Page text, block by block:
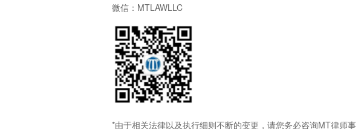
微信：MTLAWLLC
*由于相关法律以及执行细则不断的变更，请您务必咨询MT律师事